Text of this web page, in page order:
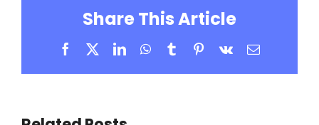
Share This Article
Facebook LinkedInWhatsApp
TumblrPinterest
Vk Email